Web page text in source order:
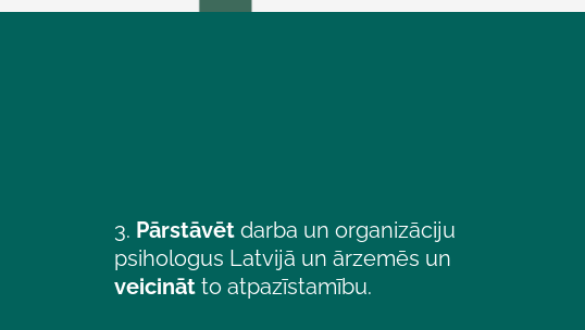
3. Pārstāvēt darba un organizāciju
psihologus Latvijā un ārzemēs un
veicinātto atpazīstamību.